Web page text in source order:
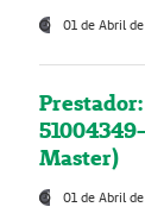
01 de Abril
Master)
01 de Abril